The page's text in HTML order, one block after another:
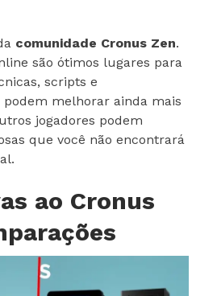
comunidade Cronus Zen.
são ótimos lugares para
scripts e
melhorar ainda mais
jogadores podem
que você não encontrará
ao Cronus